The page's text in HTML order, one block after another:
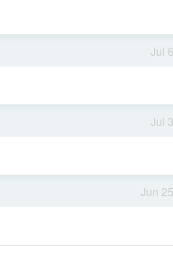
Jul 6
Jul 3
Jun 25